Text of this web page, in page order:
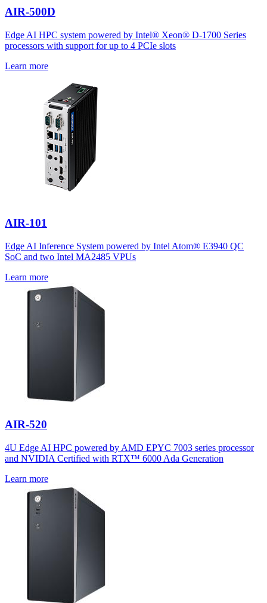
AIR-500D
Edge AI HPC system powered by Intel® Xeon® D-1700 Series
processors with support for up to 4 PCIe slots
Learn more
AIR-101
Edge AI Inference System powered by Intel Atom® E3940 QC
SoC and two Intel MA2485 VPUs
Learn more
AIR-520
4U Edge AI HPC powered by AMD EPYC 7003 series processor
and NVIDIA Certified with RTX™ 6000 Ada Generation
Learn more